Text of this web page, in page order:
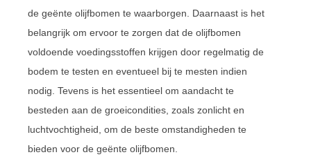
de geënte olijfbomen te waarborgen. Daarnaast is het
belangrijk om ervoor te zorgen dat de olijfbomen
voldoende voedingsstoffen krijgen door regelmatig de
bodem te testen en eventueel bij te mesten indien
nodig. Tevens is het essentieel om aandacht te
besteden aan de groeicondities, zoals zonlicht en
luchtvochtigheid, om de beste omstandigheden te
bieden voor de geënte olijfbomen.